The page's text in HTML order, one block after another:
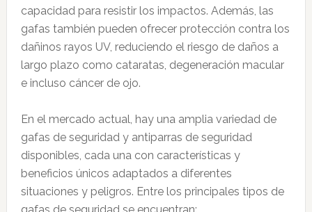
capacidad para resistir los impactos. Además, las
gafas también pueden ofrecer protección contra los
dañinos rayos UV, reduciendo el riesgo de daños a
largo plazo como cataratas, degeneración macular
e incluso cáncer de ojo.
En el mercado actual, hay una amplia variedad de
gafas de seguridad y antiparras de seguridad
disponibles, cada una con características y
beneficios únicos adaptados a diferentes
situaciones y peligros. Entre los principales tipos de